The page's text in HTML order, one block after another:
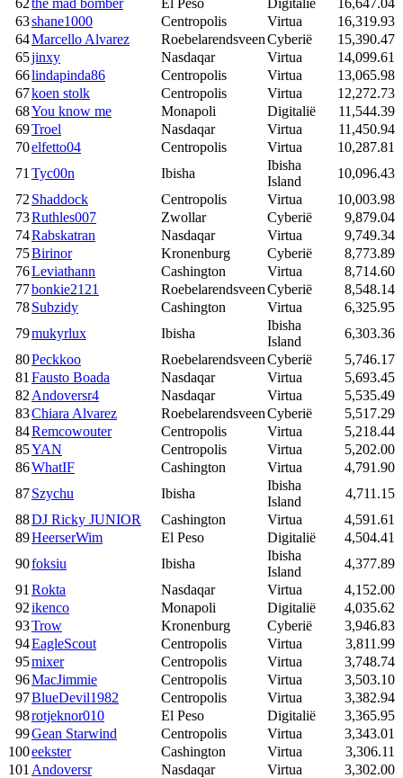
63shane1000 Centropolis Virtua
16,319.93
64Marcello Alvarez RoebelarendsveenCyberië
15,390.47
65jinxy Nasdaqar Virtua
14,099.61
66lindapinda86 Centropolis Virtua
13,065.98
67koen stolk Centropolis Virtua
12,272.73
68You know me Monapoli Digitalië
11,544.39
69Troel Nasdaqar Virtua
11,450.94
70elfetto04 Centropolis Virtua
10,287.81
71 Tyc00n Ibisha
Ibisha
Island
10,096.43
72 Shaddock Centropolis Virtua
10,003.98
73Ruthles007 Zwollar Cyberië
9,879.04
74Rabskatran Nasdaqar Virtua
9,749.34
75Birinor Kronenburg Cyberië
8,773.89
76Leviathann Cashington Virtua
8,714.60
77bonkie2121 RoebelarendsveenCyberië
8,548.14
78Subzidy Cashington Virtua
6,325.95
79mukyrlux Ibisha
Ibisha
Island
6,303.36
80Peckkoo RoebelarendsveenCyberië
5,746.17
81 Fausto Boada Nasdaqar Virtua
5,693.45
82 Andoversr4 Nasdaqar Virtua
5,535.49
83Chiara Alvarez RoebelarendsveenCyberië
5,517.29
84Remcowouter Centropolis Virtua
5,218.44
85YAN Centropolis Virtua
5,202.00
86WhatIF Cashington Virtua
4,791.90
87Szychu Ibisha
Ibisha
Island
4,711.15
88DJ Ricky JUNIOR Cashington Virtua
4,591.61
89HeerserWim El Peso Digitalië
4,504.41
90foksiu Ibisha
Ibisha
Island
4,377.89
91 Rokta Nasdaqar Virtua
4,152.00
92ikenco Monapoli Digitalië
4,035.62
93Trow Kronenburg Cyberië
3,946.83
94EagleScout Centropolis Virtua
3,811.99
95mixer Centropolis Virtua
3,748.74
96MacJimmie Centropolis Virtua
3,503.10
97BlueDevil1982 Centropolis Virtua
3,382.94
98rotjeknor010 El Peso Digitalië
3,365.95
99Gean Starwind Centropolis Virtua
3,343.01
100eekster Cashington Virtua
3,306.11
101 Andoversr Nasdaqar Virtua
3,302.00